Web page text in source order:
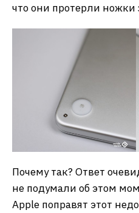
что они протерли
Почему так? Ответ
не подумали об этом
Apple поправят этот